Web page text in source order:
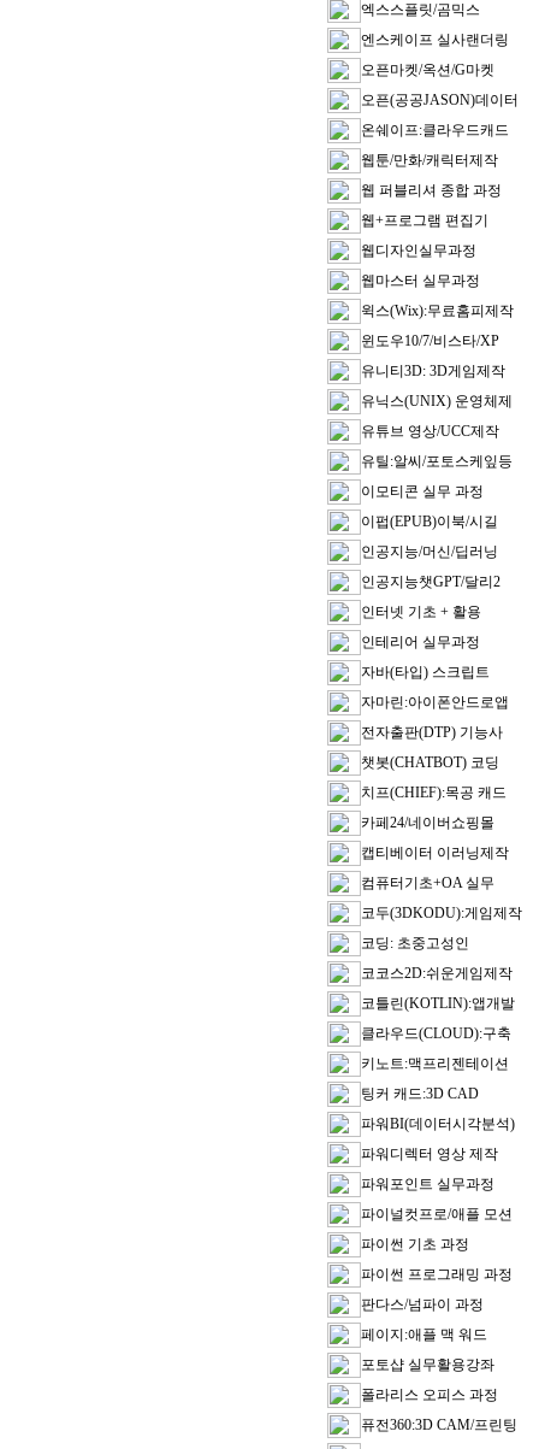
엑스스플릿/곰믹스
엔스케이프 실사랜더링
오픈마켓/옥션/G마켓
오픈(공공JASON)데이터
온쉐이프:클라우드캐드
웹툰/만화/캐릭터제작
웹 퍼블리셔 종합 과정
웹+프로그램 편집기
웹디자인실무과정
웹마스터 실무과정
윅스(Wix):무료홈피제작
윈도우10/7/비스타/XP
유니티3D: 3D게임제작
유닉스(UNIX) 운영체제
유튜브 영상/UCC제작
유틸:알씨/포토스케잎등
이모티콘 실무 과정
이펍(EPUB)이북/시길
인공지능/머신/딥러닝
인공지능챗GPT/달리2
인터넷 기초 + 활용
인테리어 실무과정
자바(타입) 스크립트
자마린:아이폰안드로앱
전자출판(DTP) 기능사
챗봇(CHATBOT) 코딩
치프(CHIEF):목공 캐드
카페24/네이버쇼핑몰
캡티베이터 이러닝제작
컴퓨터기초+OA 실무
코두(3DKODU):게임제작
코딩: 초중고성인
코코스2D:쉬운게임제작
코틀린(KOTLIN):앱개발
클라우드(CLOUD):구축
키노트:맥프리젠테이션
팅커 캐드:3D CAD
파워BI(데이터시각분석)
파워디렉터 영상 제작
파워포인트 실무과정
파이널컷프로/애플 모션
파이썬 기초 과정
파이썬 프로그래밍 과정
판다스/넘파이 과정
페이지:애플 맥 워드
포토샵 실무활용강좌
폴라리스 오피스 과정
퓨전360:3D CAM/프린팅